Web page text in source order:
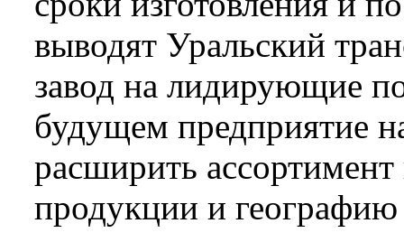
выводят Уральский
завод на лидирующие
будущем предприятие
расширить
продукции и географию